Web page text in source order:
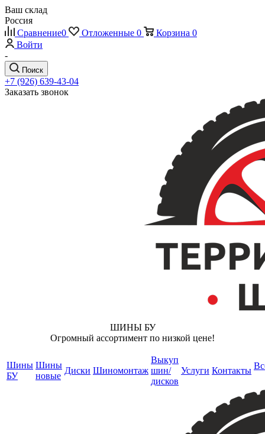
Ваш склад
Россия
Сравнение0 Отложенные 0 Корзина 0
Войти
-
Поиск
+7 (926) 639-43-04
Заказать звонок
ШИНЫ БУ
Огромный ассортимент по низкой цене!
Шины
БУ
Шины
новые
Диски Шиномонтаж
Выкуп
шин/
дисков
Услуги Контакты